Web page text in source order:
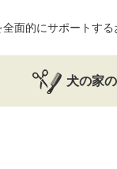
面的にサポートする
犬の家